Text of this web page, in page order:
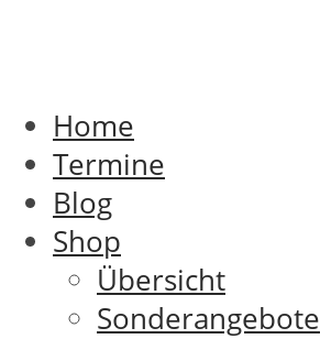
Home
Termine
Blog
Shop
Übersicht
Sonderangebote